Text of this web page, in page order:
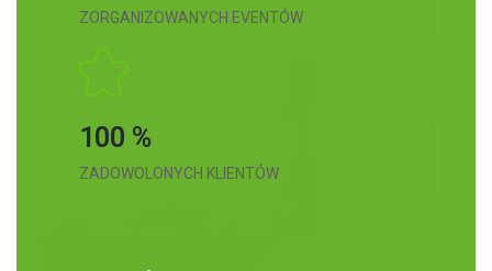
ZORGANIZOWANYCH EVENTÓW
100 %
ZADOWOLONYCH KLIENTÓW